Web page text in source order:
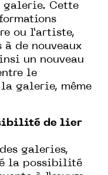
galerie. Cette
ou l’artiste,
de nouveaux
un nouveau
le
galerie, même
de lier
galeries,
la possibilité